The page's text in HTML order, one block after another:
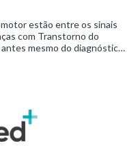
estão entre os sinais
com Transtorno do
mesmo do diagnóstico